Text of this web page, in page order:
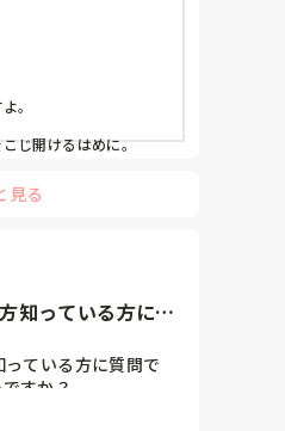
い捨てて良いような
初めてだよ」
ば
て使いまわすし、
ずなのに
😭
いから大丈夫、
してください笑
。
じ開けるはめに。
のガラケーを洗濯もの
問題か💦)
見る
知っている方に質
ている方に質問で
すか？